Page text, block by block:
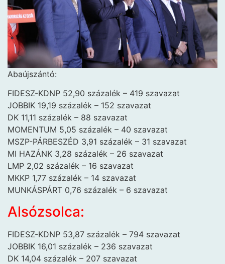
Abaújszántó:
FIDESZ-KDNP 52,90 százalék – 419 szavazat
JOBBIK 19,19 százalék – 152 szavazat
DK 11,11 százalék – 88 szavazat
MOMENTUM 5,05 százalék – 40 szavazat
MSZP-PÁRBESZÉD 3,91 százalék – 31 szavazat
MI HAZÁNK 3,28 százalék – 26 szavazat
LMP 2,02 százalék – 16 szavazat
MKKP 1,77 százalék – 14 szavazat
MUNKÁSPÁRT 0,76 százalék – 6 szavazat
Alsózsolca:
FIDESZ-KDNP 53,87 százalék – 794 szavazat
JOBBIK 16,01 százalék – 236 szavazat
DK 14,04 százalék – 207 szavazat